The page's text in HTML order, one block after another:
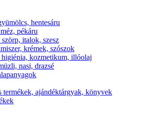
hentesáru
pékáru
italok, szesz
krémek, szószok
higiénia, kozmetikum, illóolaj
nasi, drazsé
termékek, ajándéktárgyak, könyvek